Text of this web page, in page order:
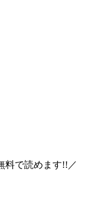
料で読めます!!／